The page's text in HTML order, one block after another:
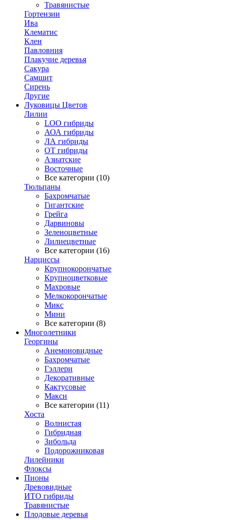
Травянистые
Гортензии
Ива
Клематис
Клен
Павловния
Плакучие деревья
Сакура
Самшит
Сирень
Другие
Луковицы Цветов
Лилии
LOO гибриды
АОА гибриды
ЛА гибриды
ОТ гибриды
Азиатские
Восточные
Все категории (10)
Тюльпаны
Бахромчатые
Гигантские
Грейга
Дарвиновы
Зеленоцветные
Лилиецветные
Все категории (16)
Нарциссы
Крупнокорончатые
Крупноцветковые
Махровые
Мелкокорончатые
Микс
Мини
Все категории (8)
Многолетники
Георгины
Анемоновидные
Бахромчатые
Гэллери
Декоративные
Кактусовые
Макси
Все категории (11)
Хоста
Волнистая
Гибридная
Зибольда
Подорожниковая
Лилейники
Флоксы
Пионы
Древовидные
ИТО гибриды
Травянистые
Плодовые деревья